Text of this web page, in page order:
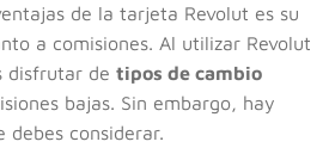
de la tarjeta Revolut es su
a comisiones. Al utilizar Revolut
disfrutar de tipos de cambio
bajas. Sin embargo, hay
debes considerar.